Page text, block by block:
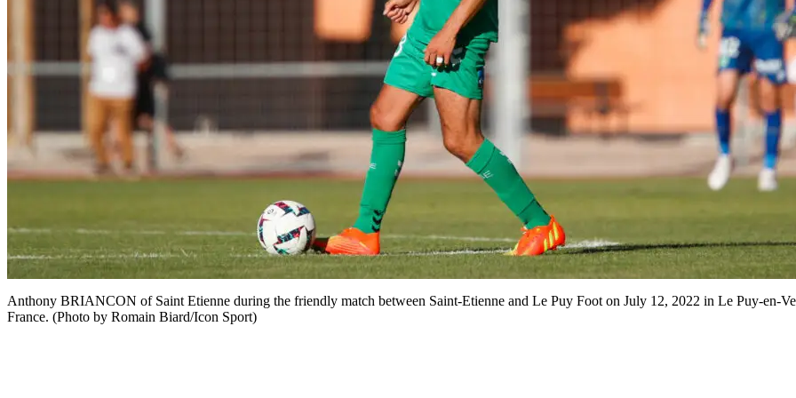
Anthony BRIANCON of Saint Etienne during the friendly match between Saint-Etienne and Le Puy Foot on July 12, 2022 in Le Puy-en-
France. (Photo by Romain Biard/Icon Sport)